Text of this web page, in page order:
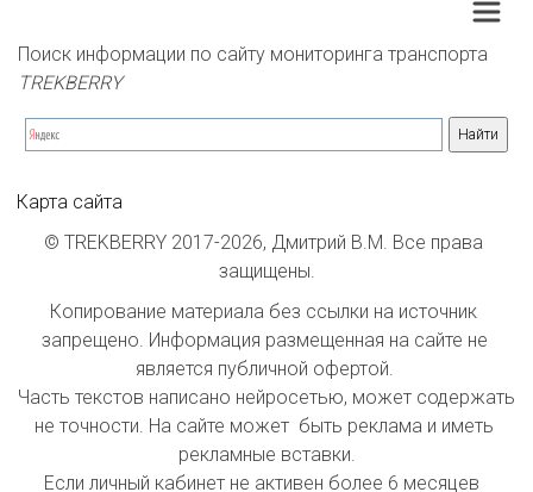
Поиск информации по сайту мониторинга транспорта
TREKBERRY
Карта сайта
© TREKBERRY 2017-2026, Дмитрий В.М. Все права
защищены.
Копирование материала без ссылки на источник
запрещено. Информация размещенная на сайте не
является публичной офертой.
Часть текстов написано нейросетью, может содержать
не точности. На сайте может  быть реклама и иметь
рекламные вставки.
Если личный кабинет не активен более 6 месяцев